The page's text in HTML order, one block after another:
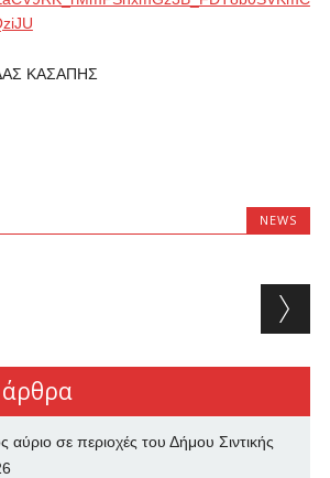
ΚΑΣΑΠΗΣ
NEWS
αύριο σε περιοχές του Δήμου Σιντικής